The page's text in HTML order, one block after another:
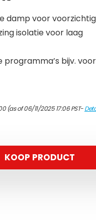
damp voor
isolatie voor laag
bijv.
(as of 06/11/2025 17:06 PST-
KOOP PRODUCT